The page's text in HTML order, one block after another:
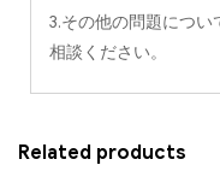
3.その他の問題につい
相談ください。
Related products